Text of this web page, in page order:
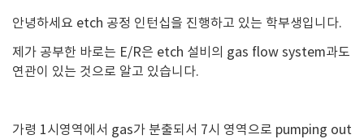
안녕하세요 etch 공정 인턴십을 진행하고 있는 학부생입니다.
제가 공부한 바로는 E/R은 etch 설비의 gas flow system과도
연관이 있는 것으로 알고 있습니다.
가령 1시영역에서 gas가 분출되서 7시 영역으로 pumping out